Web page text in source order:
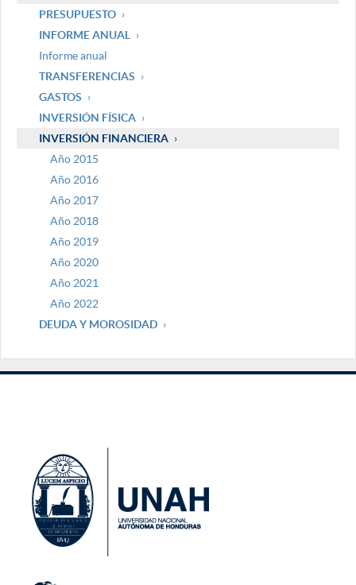
PRESUPUESTO
INFORME ANUAL
Informe anual
TRANSFERENCIAS
GASTOS
INVERSIÓN FÍSICA
INVERSIÓN FINANCIERA
Año 2015
Año 2016
Año 2017
Año 2018
Año 2019
Año 2020
Año 2021
Año 2022
DEUDA Y MOROSIDAD